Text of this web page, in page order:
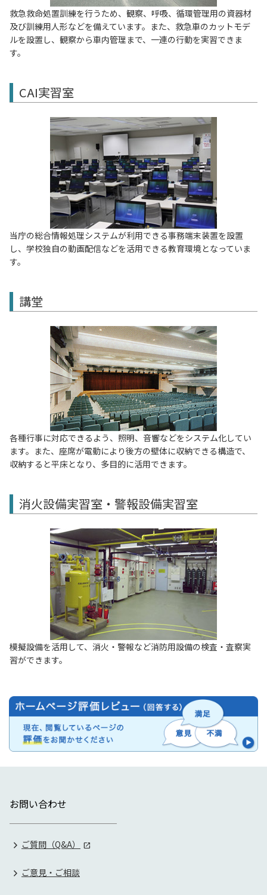
救急救命処置訓練を行うため、観察、呼吸、循環管理用の資器材
及び訓練用人形などを備えています。また、救急車のカットモデ
ルを設置し、観察から車内管理まで、一連の行動を実習できま
す。
CAI実習室
当庁の総合情報処理システムが利用できる事務端末装置を設置
し、学校独自の動画配信などを活用できる教育環境となっていま
す。
講堂
各種行事に対応できるよう、照明、音響などをシステム化してい
ます。また、座席が電動により後方の壁体に収納できる構造で、
収納すると平床となり、多目的に活用できます。
消火設備実習室・警報設備実習室
模擬設備を活用して、消火・警報など消防用設備の検査・査察実
習ができます。
お問い合わせ
ご質問（Q&A）
ご意見・ご相談